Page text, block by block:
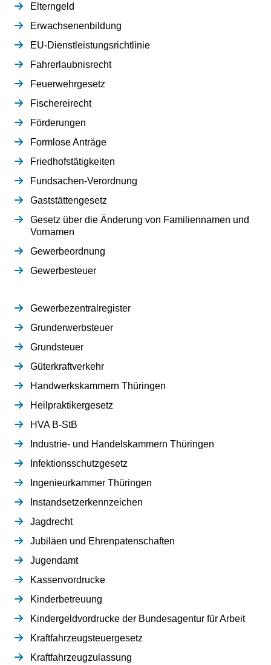
Elterngeld
Erwachsenenbildung
EU-Dienstleistungsrichtlinie
Fahrerlaubnisrecht
Feuerwehrgesetz
Fischereirecht
Förderungen
Formlose Anträge
Friedhofstätigkeiten
Fundsachen-Verordnung
Gaststättengesetz
Gesetz über die Änderung von Familiennamen und
Vornamen
Gewerbeordnung
Gewerbesteuer
Gewerbezentralregister
Grunderwerbsteuer
Grundsteuer
Güterkraftverkehr
Handwerkskammern Thüringen
Heilpraktikergesetz
HVA B-StB
Industrie- und Handelskammern Thüringen
Infektionsschutzgesetz
Ingenieurkammer Thüringen
Instandsetzerkennzeichen
Jagdrecht
Jubiläen und Ehrenpatenschaften
Jugendamt
Kassenvordrucke
Kinderbetreuung
Kindergeldvordrucke der Bundesagentur für Arbeit
Kraftfahrzeugsteuergesetz
Kraftfahrzeugzulassung